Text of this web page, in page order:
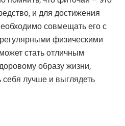
и для достижения
совмещать его с
физическими
стать отличным
образу жизни,
себя лучше и выглядеть